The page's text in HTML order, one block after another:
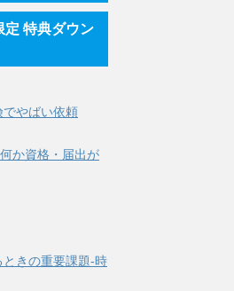
定 特典ダウン
でやばい依頼
か資格・届出が
きの重要課題-時